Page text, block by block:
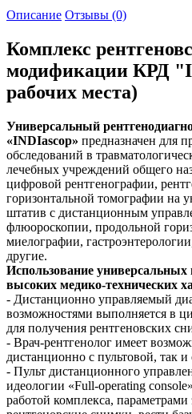
Описание Отзывы (0)
Комплекс
модификации КРД
рабочих места)
Универсальный
«INDIascop» предназначен для
обследований в
лечебных учреждений общего
цифровой рентгенографии,
горизонтальной томографии на
штатив с дистанционным
флюороскопии, продольной
миелографии,
другие.
Использование
высоких медико-технических
- Дистанционно управляемый
возможностями выполняется в
для получения рентгеновских
- Врач-рентгенолог имеет
дистанционно с пультовой, так и
- Пульт дистанционного
идеологии «Full-operating
работой комплекса,